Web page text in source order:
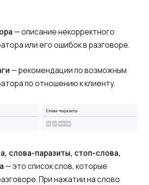
—описание некорректного
или его ошибок в разговоре.
— рекомендациипо возможным
по отношению к клиенту.
слова-паразиты, стоп-слова,
— это список слов, которые
При нажатии на слово